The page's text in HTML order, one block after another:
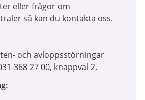
eller frågor om
så kan du kontakta oss.
och avloppsstörningar
368 27 00, knappval 2.